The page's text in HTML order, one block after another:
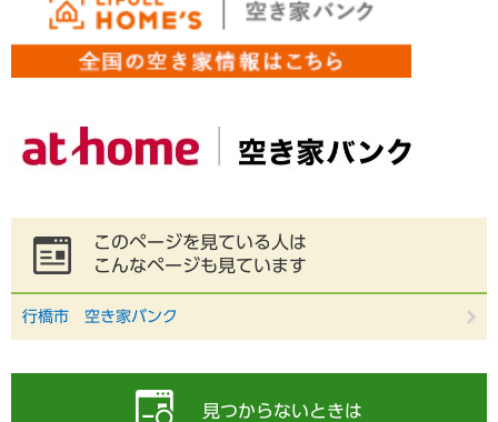
このページを見ている人は
こんなページも見ています
行橋市 空き家バンク
見つからないときは